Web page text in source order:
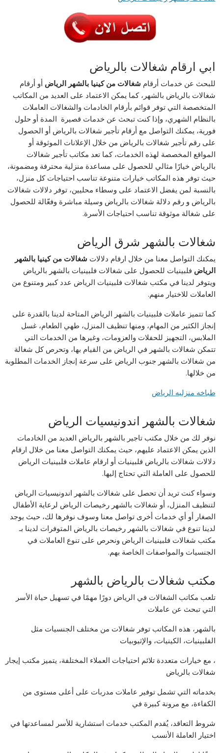
ابي ارقام شغالات بالرياض
للبحث عن خدمات أرقام شغالات من كينيا بالشهر الرياض أو أرقام
شغالات بالرياض بالشهر، كما يمكن الاعتماد على العديد من المكاتب
المتخصصة التي توفر قوائم بأرقام الخادمات والشغالات العاملات
بالنظام الشهري، وإذا كنت تبحث عن خدمات قصيرة المدة أو حلول
فورية، يمكنك التواصل مع أرقام تأجير شغالات بالرياض أو الحصول
على رقم تأجير شغالات بالرياض من خلال الإعلانات الموثوقة أو
المواقع المخصصة لهذه الخدمات، كما تعد مكاتب تأجير شغالات
بالرياض خيارًا مثالي للحصول على مساعدة منزلية محترفة ومضمونة،
حيث توفر هذه المكاتب خيارات متنوعة تناسب احتياجات كل منزل،
بالنسبة لمن يفضل الاعتماد على وسطاء محليين، توفر دلالات شغالات
بالرياض و رقم دلالة شغالات بالرياض وسيلة مباشرة وفعّالة للحصول
على شغالة موثوقة تناسب احتياجات الأسرة.
شغالات بالشهر شرق الرياض
يمكنك التواصل معنا من خلال ارقام دلالات شغالات من كينيا بالشهر
الرياض فلبينيات للحصول على شغالات فلبينيات بالشهر بالرياض
ويتوفر لدينا في مكتب شغالات فلبينيات الرياض عدد كبير ومتنوع من
العاملات للاختيار منهم.
كما تتميز عاملات فلبينيات بالشهر الرياض المتاحة لدينا بالقدرة على
إنجاز الكثير من المهام، ومنها تنظيف المنزل، طهي الطعام، غسل
الملابس، التجهيز للحفلات والعزومات، وغيرها من الخدمات التي
تتمكن شغالات بالشهر في الرياض من القيام بها، وتحرص كل شغالة
من شغالات بالشهر جنوب الرياض على سرعة إنجاز الخدمات المطلوبة
من خلالها.
طباخه منزليه الرياض
شغالات بالشهر اندونيسيات الرياض
نوفر لك من خلال مكتب تاجير بالشهر بالرياض العديد من الخادمات
الذين يمكن الاعتماد عليهم، حيث يمكنك التواصل معنا من خلال ارقام
دلالات شغالات بالرياض فلبينيات أو ارقام عاملات فلبينيات الرياض
للحصول على العاملة التي تحتاج إليها.
وسواء كنت تريد أن تحصل على شغالات بالشهر اندونيسيات الرياض
لتنظيف المنزل، أو شغالات بالشهر رخيصات الرياض لرعاية الأطفال
الصغار أو أي خدمات أخرى تواصل معنا وسوف نوفرها لك، حيث يوجد
لدينا تنوع في شغالات بالشهر رخيصات بالرياض المتوفرات لدينا بـ
مكتب شغالات فلبينيات الرياض ونحرص على تنوع العاملات في
الجنسيات والمواصفات الخاصة بهم.
مكتب شغالات بالرياض بالشهر
تلعب مكاتب الشغالات في الرياض دورًا مهمًا في تسهيل حياة الأسر
التي تبحث عن عاملات
بالشهر، هذه المكاتب توفر شغالات من مختلف الجنسيات مثل
الفلبينيات، الكينيات، والإثيوبيات
، مع خيارات متعددة تلائم احتياجات العملاء المختلفة، يتميز مكتب إيجار
شغالات بالرياض
بخدماته التي تشمل توفير عاملات مدربات على أعلى مستوى من
الكفاءة، مع مرونة كبيرة في
شروط التعاقد، يُقدم المكتب خدمات استشارية للأسر لمساعدتها في
اختيار العاملة الأنسب